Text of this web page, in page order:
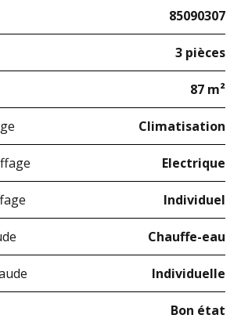
85090307
3 pièces
87 m²
Climatisation
Electrique
Individuel
Chauffe-eau
Individuelle
Bon état